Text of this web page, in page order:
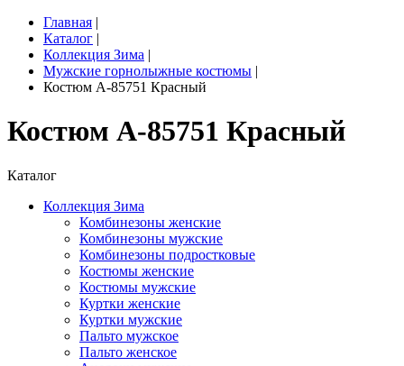
Главная |
Каталог |
Коллекция Зима |
Мужские горнолыжные костюмы |
Костюм A-85751 Красный
Костюм A-85751 Красный
Каталог
Коллекция Зима
Комбинезоны женские
Комбинезоны мужские
Комбинезоны подростковые
Костюмы женские
Костюмы мужские
Куртки женские
Куртки мужские
Пальто мужское
Пальто женское